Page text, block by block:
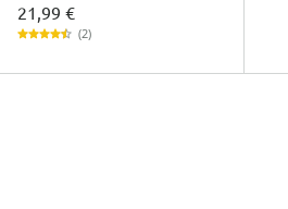
21,99 €
(2)